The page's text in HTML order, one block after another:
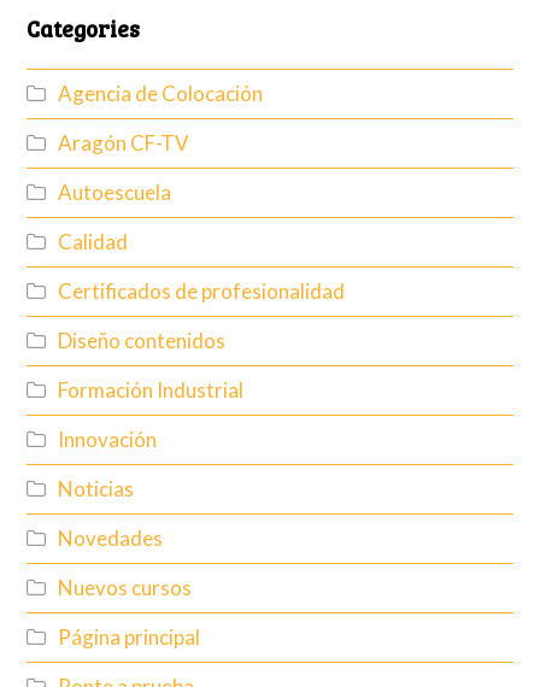
Categories
Agencia de Colocación
Aragón CF-TV
Autoescuela
Calidad
Certificados de profesionalidad
Diseño contenidos
Formación Industrial
Innovación
Noticias
Novedades
Nuevos cursos
Página principal